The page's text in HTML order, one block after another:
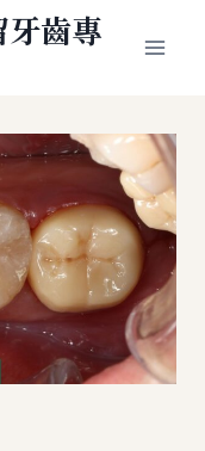
齒專